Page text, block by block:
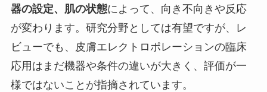
器の設定、肌の状態によって、向き不向きや反応
が変わります。研究分野としては有望ですが、レ
ビューでも、皮膚エレクトロポレーションの臨床
応用はまだ機器や条件の違いが大きく、評価が一
様ではないことが指摘されています。